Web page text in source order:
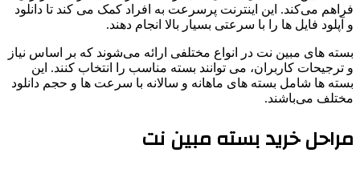
فراهم می‌کند. این اینترنت پرسرعت به افراد کمک می کند تا دانلود
و آپلود فایل ‌ها را با سرعتی بسیار بالا انجام دهند.
بسته‌ های مبین نت در انواع مختلفی ارائه می‌شوند که بر اساس نیاز
و ترجیحات کاربران، می ‌توانند بسته‌ مناسب را انتخاب کنند. این
بسته‌ ها شامل بسته‌ های ماهانه و سالانه با سرعت ‌ها و حجم دانلود
مختلف می‌باشند.
مراحل خرید بسته مبین نت